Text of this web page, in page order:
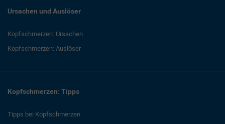
Ursachen und Auslöser
Kopfschmerzen: Ursachen
Kopfschmerzen: Auslöser
Kopfschmerzen: Tipps
Tipps bei Kopfschmerzen